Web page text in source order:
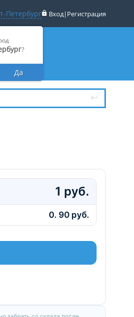
Петербург
?
Да
Вход| Регистрация
1 руб.
0. 90 руб.